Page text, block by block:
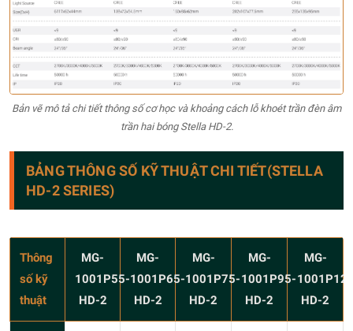
Bản vẽ mô tả chi tiết thông số cơ học và khoảng cách lỗ khoét trần đèn âm
trần hai bóng Stella HD-2.
BẢNG THÔNG SỐ KỸ THUẬT CHI TIẾT(STELLA
HD-2 SERIES)
Thông
số kỹ
thuật
MG-
1001P55-
HD-2
MG-
1001P65-
HD-2
MG-
1001P75-
HD-2
MG-
1001P95-
HD-2
MG-
HD-2